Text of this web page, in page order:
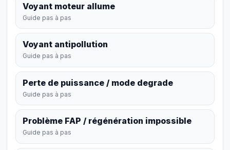
Voyant moteur allume
Guide pas à pas
Voyant antipollution
Guide pas à pas
Perte de puissance / mode degrade
Guide pas à pas
Problème FAP / régénération impossible
Guide pas à pas